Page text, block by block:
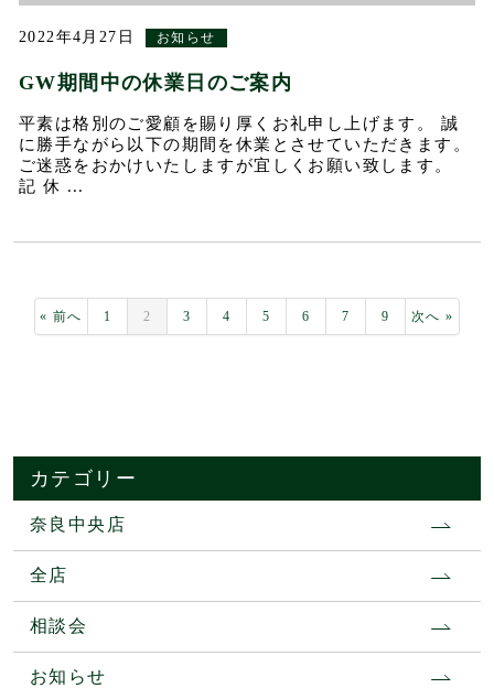
2022年4月27日 お知らせ
GW期間中の休業日のご案内
平素は格別のご愛顧を賜り厚くお礼申し上げます。 誠
に勝手ながら以下の期間を休業とさせていただきます。
ご迷惑をおかけいたしますが宜しくお願い致します。
記 休 ...
« 前へ 1 2 3 4 5 6 7 9 次へ »
カテゴリー
奈良中央店
全店
相談会
お知らせ